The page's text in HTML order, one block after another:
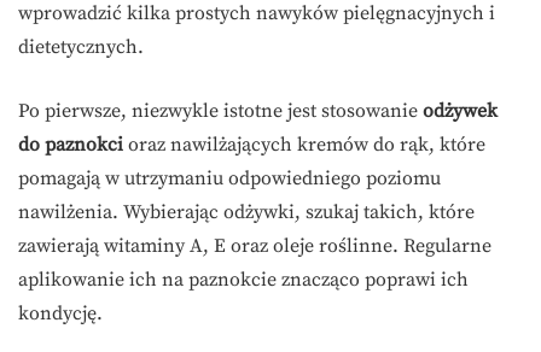
wprowadzić kilka prostych nawyków pielęgnacyjnych i
dietetycznych.
Po pierwsze, niezwykle istotne jest stosowanie odżywek
do paznokci oraz nawilżających kremów do rąk, które
pomagają w utrzymaniu odpowiedniego poziomu
nawilżenia. Wybierając odżywki, szukaj takich, które
zawierają witaminy A, E oraz oleje roślinne. Regularne
aplikowanie ich na paznokcie znacząco poprawi ich
kondycję.